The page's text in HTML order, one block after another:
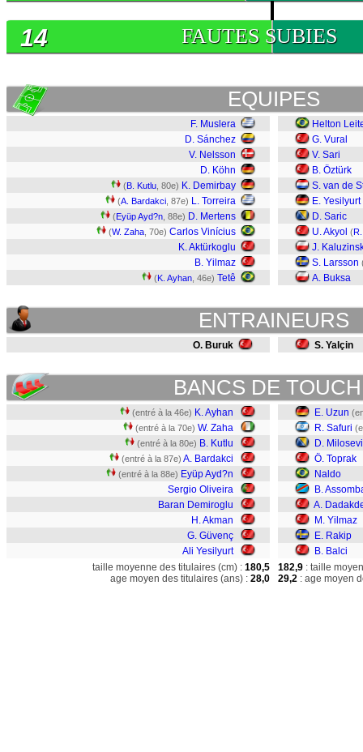
FAUTES SUBIES
14
EQUIPES
F. Muslera
D. Sánchez
V. Nelsson
D. Köhn
(B. Kutlu , 80e) K. Demirbay
(A. Bardakci , 87e) L. Torreira
(Eyüp Ayd?n , 88e) D. Mertens
(W. Zaha , 70e) Carlos Vinícius
K. Aktürkoglu
B. Yilmaz
(K. Ayhan , 46e) Tetê
Helton
G. Vural
V. Sari
B. Öztürk
S. van de
E. Yesilyurt
D. Saric
U. Akyol (
J.
S. Larsson
A. Buksa
ENTRAINEURS
O. Buruk S. Yalçin
BANCS DE
(entré à la 46e) K. Ayhan
(entré à la 70e) W. Zaha
(entré à la 80e) B. Kutlu
(entré à la 87e) A. Bardakci
(entré à la 88e) Eyüp Ayd?n
Sergio Oliveira
Baran Demiroglu
H. Akman
G. Güvenç
Ali Yesilyurt
E. Uzun
R. Safuri
D.
Ö. Toprak
Naldo
B.
A.
M. Yilmaz
E. Rakip
B. Balci
taille moyenne des titulaires (cm) : 180,5
age moyen des titulaires (ans) : 28,0
182,9 : taille
29,2 : age moyen